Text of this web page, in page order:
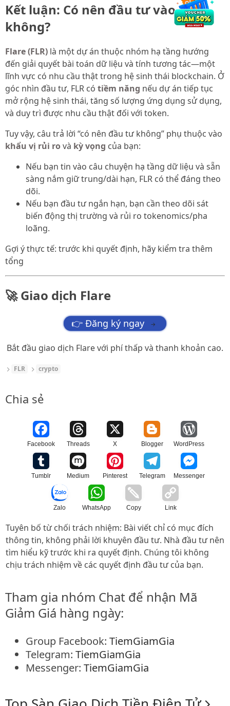
Kết luận: Có nên đầu tư vào Flare
không?
Flare (FLR) là một dự án thuộc nhóm hạ tầng hướng
đến giải quyết bài toán dữ liệu và tính tương tác—một
lĩnh vực có nhu cầu thật trong hệ sinh thái blockchain. Ở
góc nhìn đầu tư, FLR có tiềm năng nếu dự án tiếp tục
mở rộng hệ sinh thái, tăng số lượng ứng dụng sử dụng,
và duy trì được nhu cầu thật đối với token.
Tuy vậy, câu trả lời “có nên đầu tư không” phụ thuộc vào
khẩu vị rủi rovà kỳ vọng của bạn:
Nếu bạn tin vào câu chuyện hạ tầng dữ liệu và sẵn
sàng nắm giữ trung/dài hạn, FLR có thể đáng theo
dõi.
Nếu bạn đầu tư ngắn hạn, bạn cần theo dõi sát
biến động thị trường và rủi ro tokenomics/pha
loãng.
Gợi ý thực tế: trước khi quyết định, hãy kiểm tra thêm
tổng
🚀 Giao dịch Flare
👉 Đăng ký ngay →
Bắt đầu giao dịch Flare với phí thấp và thanh khoản cao.
FLR crypto
Chia sẻ
Facebook Threads X Blogger WordPress
Tumblr Medium Pinterest Telegram Messenger
Zalo WhatsApp Copy Link
Tuyên bố từ chối trách nhiệm: Bài viết chỉ có mục đích
thông tin, không phải lời khuyên đầu tư. Nhà đầu tư nên
tìm hiểu kỹ trước khi ra quyết định. Chúng tôi không
chịu trách nhiệm về các quyết định đầu tư của bạn.
Tham gia nhóm Chat để nhận Mã
Giảm Giá hàng ngày:
Group Facebook: TiemGiamGia
Telegram: TiemGiamGia
Messenger: TiemGiamGia